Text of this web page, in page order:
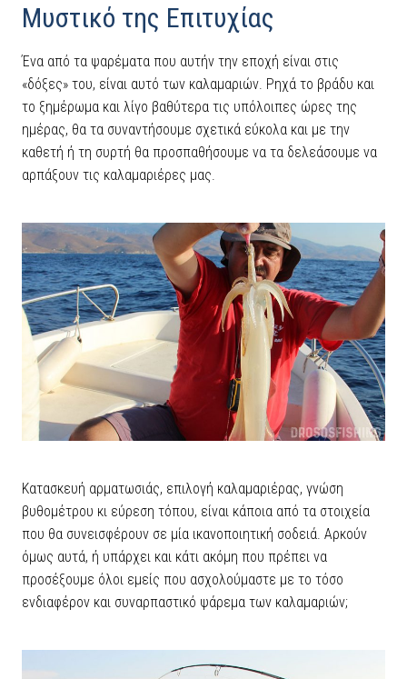
Μυστικό της Επιτυχίας
Ένα από τα ψαρέματα που αυτήν την εποχή είναι στις
«δόξες» του, είναι αυτό των καλαμαριών. Ρηχά το βράδυ και
το ξημέρωμα και λίγο βαθύτερα τις υπόλοιπες ώρες της
ημέρας, θα τα συναντήσουμε σχετικά εύκολα και με την
καθετή ή τη συρτή θα προσπαθήσουμε να τα δελεάσουμε να
αρπάξουν τις καλαμαριέρες μας.
Κατασκευή αρματωσιάς, επιλογή καλαμαριέρας, γνώση
βυθομέτρου κι εύρεση τόπου, είναι κάποια από τα στοιχεία
που θα συνεισφέρουν σε μία ικανοποιητική σοδειά. Αρκούν
όμως αυτά, ή υπάρχει και κάτι ακόμη που πρέπει να
προσέξουμε όλοι εμείς που ασχολούμαστε με το τόσο
ενδιαφέρον και συναρπαστικό ψάρεμα των καλαμαριών;